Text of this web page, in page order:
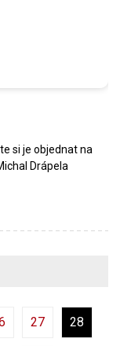
si je objednat na
Drápela
27 28